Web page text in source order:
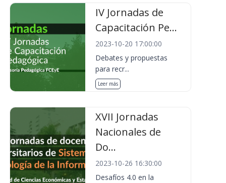
IV Jornadas de
Capacitación Pe...
2023-10-20 17:00:00
Debates y propuestas
para recr...
Leer más
XVII Jornadas
Nacionales de
Do...
2023-10-26 16:30:00
Desafíos 4.0 en la